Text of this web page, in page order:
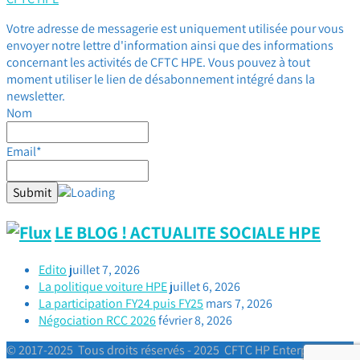
Votre adresse de messagerie est uniquement utilisée pour vous
envoyer notre lettre d'information ainsi que des informations
concernant les activités de CFTC HPE. Vous pouvez à tout
moment utiliser le lien de désabonnement intégré dans la
newsletter.
Nom
Email*
LE BLOG ! ACTUALITE SOCIALE HPE
Edito juillet 7, 2026
La politique voiture HPEjuillet 6, 2026
La participation FY24 puis FY25 mars 7, 2026
Négociation RCC 2026février 8, 2026
© 2017-2025 Tous droits réservés - 2025 CFTC HP Enterprise